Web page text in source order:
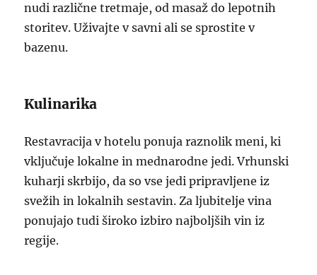
nudi različne tretmaje, od masaž do lepotnih
storitev. Uživajte v savni ali se sprostite v
bazenu.
Kulinarika
Restavracija v hotelu ponuja raznolik meni, ki
vključuje lokalne in mednarodne jedi. Vrhunski
kuharji skrbijo, da so vse jedi pripravljene iz
svežih in lokalnih sestavin. Za ljubitelje vina
ponujajo tudi široko izbiro najboljših vin iz
regije.